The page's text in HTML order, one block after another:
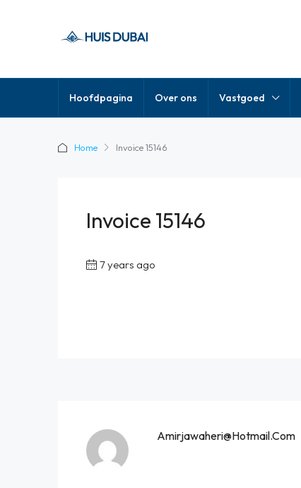
Hoofdpagina Over ons Vastgoed
Home Invoice 15146
Invoice 15146
7 years ago
Amirjawaheri@hotmail.com